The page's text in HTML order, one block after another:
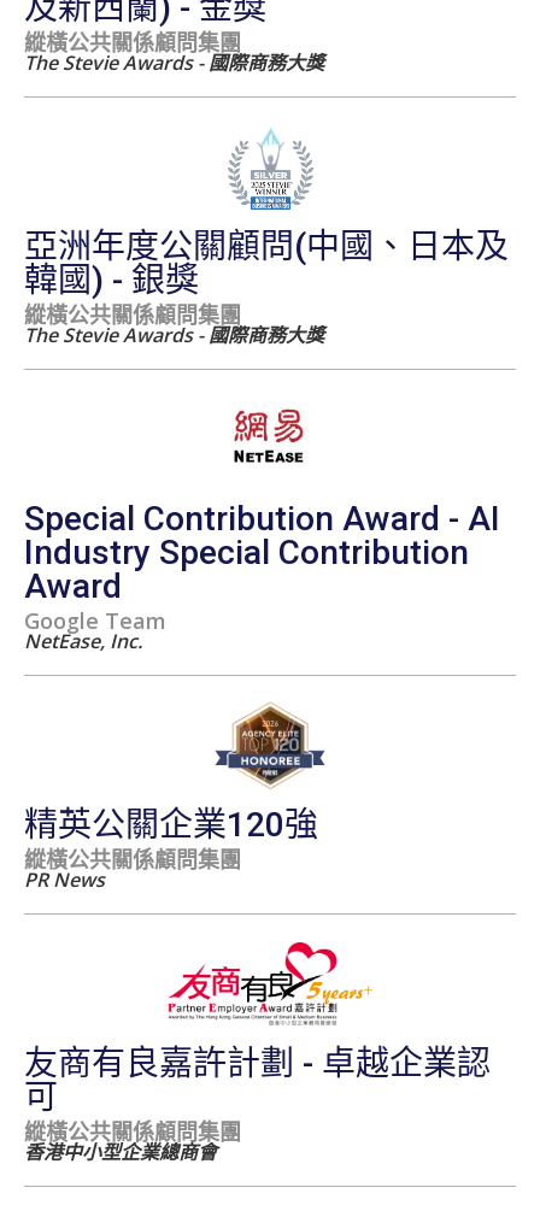
及新西蘭) - 金獎
縱橫公共關係顧問集團
The Stevie Awards - 國際商務大獎
亞洲年度公關顧問(中國、日本及
韓國) - 銀獎
縱橫公共關係顧問集團
The Stevie Awards - 國際商務大獎
Special Contribution Award - AI
Industry Special Contribution
Award
Google Team
NetEase, Inc.
精英公關企業120強
縱橫公共關係顧問集團
PR News
友商有良嘉許計劃 - 卓越企業認
可
縱橫公共關係顧問集團
香港中小型企業總商會